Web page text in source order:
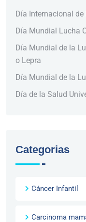
Día Internacional de
Día Mundial Lucha
Día Mundial de la
o Lepra
Día Mundial de la
Día de la Salud
Categorias
Cáncer Infantil
Carcinoma